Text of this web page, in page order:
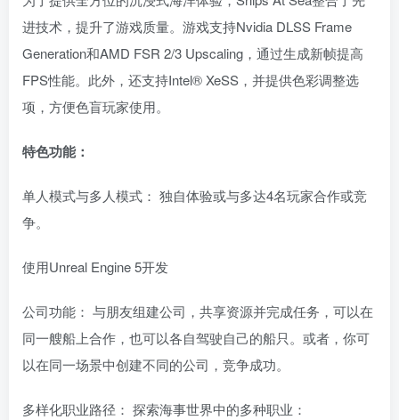
进技术，提升了游戏质量。游戏支持Nvidia DLSS Frame
Generation和AMD FSR 2/3 Upscaling，通过生成新帧提高
FPS性能。此外，还支持Intel® XeSS，并提供色彩调整选
项，方便色盲玩家使用。
特色功能：
单人模式与多人模式： 独自体验或与多达4名玩家合作或竞
争。
使用Unreal Engine 5开发
公司功能： 与朋友组建公司，共享资源并完成任务，可以在
同一艘船上合作，也可以各自驾驶自己的船只。或者，你可
以在同一场景中创建不同的公司，竞争成功。
多样化职业路径： 探索海事世界中的多种职业：